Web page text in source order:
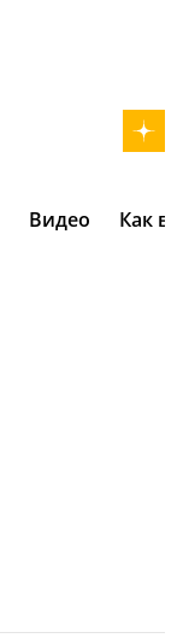
Видео Как